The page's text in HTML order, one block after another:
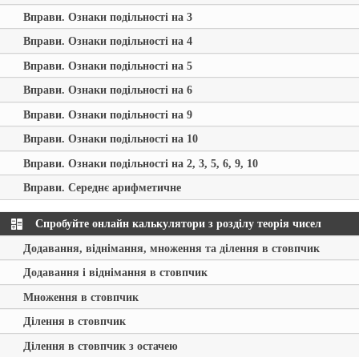
Вправи. Ознаки подільності на 3
Вправи. Ознаки подільності на 4
Вправи. Ознаки подільності на 5
Вправи. Ознаки подільності на 6
Вправи. Ознаки подільності на 9
Вправи. Ознаки подільності на 10
Вправи. Ознаки подільності на 2, 3, 5, 6, 9, 10
Вправи. Середнє арифметичне
Спробуйте онлайн калькулятори з розділу теорія чисел
Додавання, віднімання, множення та ділення в стовпчик
Додавання і віднімання в стовпчик
Множення в стовпчик
Ділення в стовпчик
Ділення в стовпчик з остачею